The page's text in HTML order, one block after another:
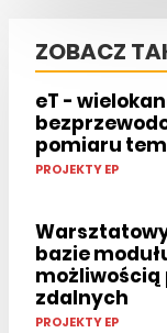
ZOBACZ
eT -
pomiaru
PROJEKTY EP
bazie
zdalnych
PROJEKTY EP